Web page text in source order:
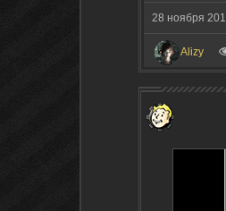
28 ноября
Alizy